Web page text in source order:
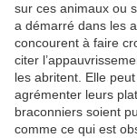
sur ces animaux ou
a démarré dans les
concourent à faire
citer
les abritent. Elle
agrémenter leurs
braconniers soient
comme ce qui est